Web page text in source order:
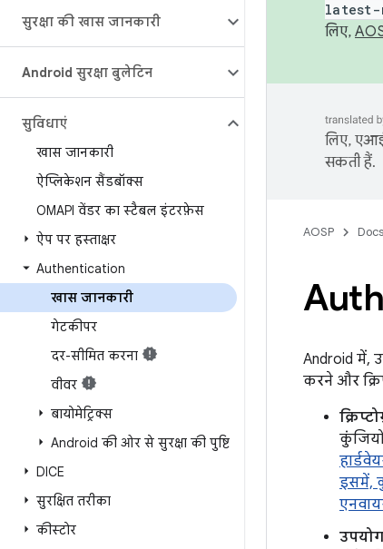
सुरक्षा की खास जानकारी
Android सुरक्षा बुलेटिन
सुविधाएं
खास जानकारी
ऐप्लिकेशन सैंडबॉक्स
OMAPI वेंडर का स्टैबल इंटरफ़ेस
ऐप पर हस्ताक्षर
Authentication
खास जानकारी
गेटकीपर
दर-सीमित करना
वीवर
बायोमेट्रिक्स
Android की ओर से सुरक्षा की पुष्टि
DICE
सुरक्षित तरीका
कीस्टोर
latest-
लिए,
लिए,
सकती हैं.
AOSP Docs
Android में,
करने और
कुंजियों
इसमें,